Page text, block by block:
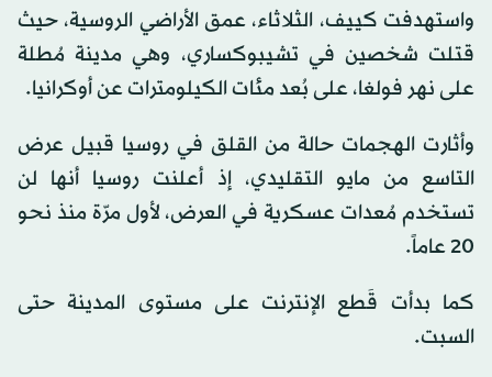
واستهدفت كييف، الثلاثاء، عمق الأراضي الروسية، حيث
قتلت شخصين في تشيبوكساري، وهي مدينة مُطلة
على نهر فولغا، على بُعد مئات الكيلومترات عن أوكرانيا.
وأثارت الهجمات حالة من القلق في روسيا قبيل عرض
التاسع من مايو التقليدي، إذ أعلنت روسيا أنها لن
تستخدم مُعدات عسكرية في العرض، لأول مرّة منذ نحو
20 عاماً.
كما بدأت قَطع الإنترنت على مستوى المدينة حتى
السبت.